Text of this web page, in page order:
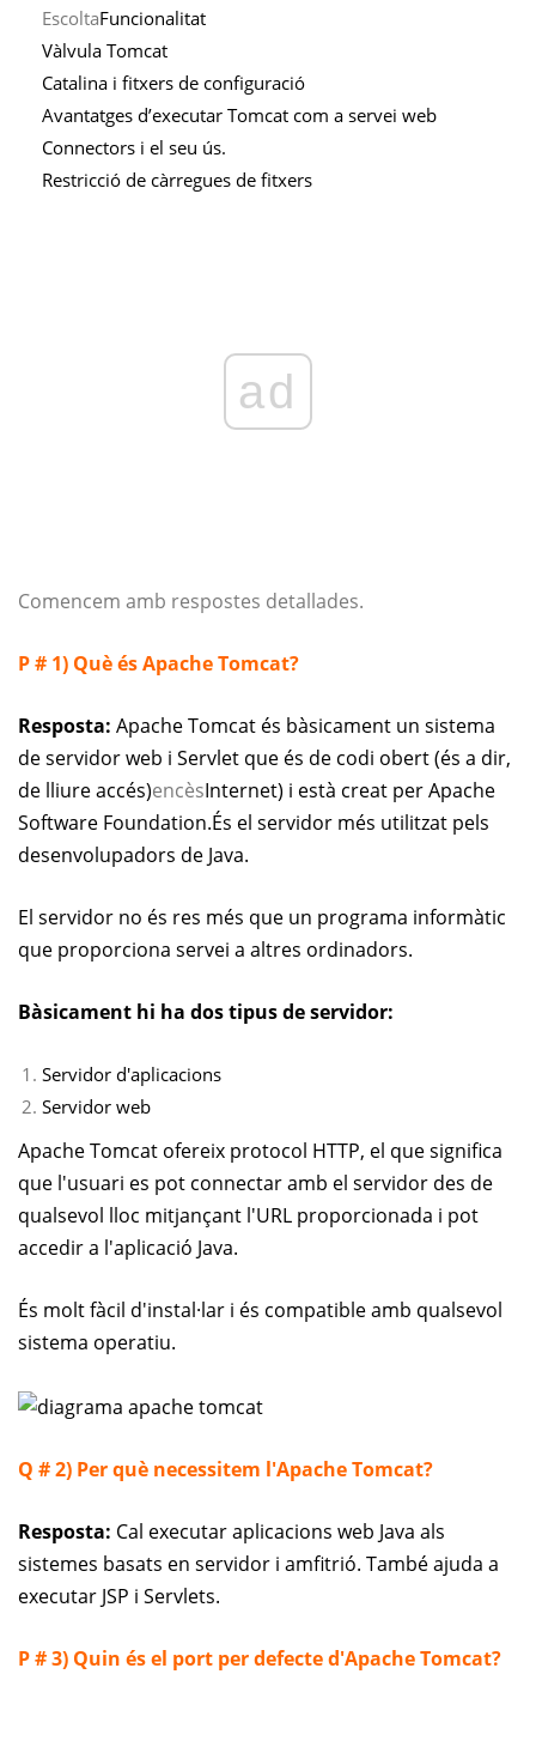
EscoltaFuncionalitat
Vàlvula Tomcat
Catalina i fitxers de configuració
Avantatges d’executar Tomcat com a servei web
Connectors i el seu ús.
Restricció de càrregues de fitxers
ad
Comencem amb respostes detallades.
P # 1) Què és Apache Tomcat?
Resposta: Apache Tomcat és bàsicament un sistema
de servidor web i Servlet que és de codi obert (és a dir,
de lliure accés)encèsInternet) i està creat per Apache
Software Foundation.És el servidor més utilitzat pels
desenvolupadors de Java.
El servidor no és res més que un programa informàtic
que proporciona servei a altres ordinadors.
Bàsicament hi ha dos tipus de servidor:
Servidor d'aplicacions
Servidor web
Apache Tomcat ofereix protocol HTTP, el que significa
que l'usuari es pot connectar amb el servidor des de
qualsevol lloc mitjançant l'URL proporcionada i pot
accedir a l'aplicació Java.
És molt fàcil d'instal·lar i és compatible amb qualsevol
sistema operatiu.
Q # 2) Per què necessitem l'Apache Tomcat?
Resposta: Cal executar aplicacions web Java als
sistemes basats en servidor i amfitrió. També ajuda a
executar JSP i Servlets.
P # 3) Quin és el port per defecte d'Apache Tomcat?